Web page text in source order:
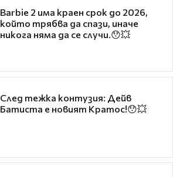
Barbie 2 има краен срок до 2026,
който трябва да спази, иначе
никога няма да се случи.😯💥
След тежка контузия: Дейв
Батиста е новият Кратос!😯💥